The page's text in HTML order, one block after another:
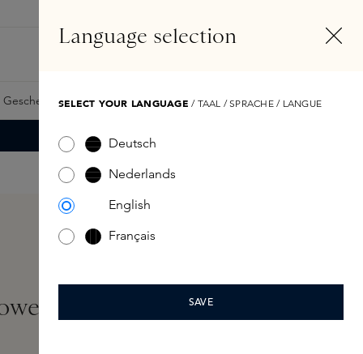
Samples Skins Exclusives Skins Boxen
Face Roller
Language selection
SELECT YOUR LANGUAGE / TAAL / SPRACHE / LANGUE
Deutsch
Nederlands
English
Français
SAVE